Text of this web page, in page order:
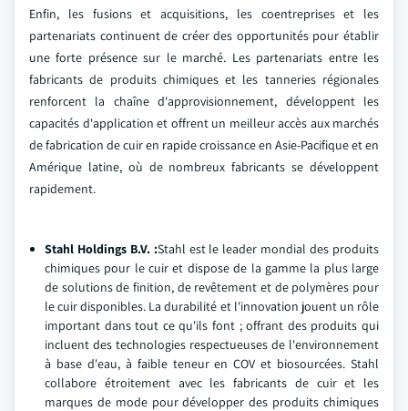
Enfin, les fusions et acquisitions, les coentreprises et les
partenariats continuent de créer des opportunités pour établir
une forte présence sur le marché. Les partenariats entre les
fabricants de produits chimiques et les tanneries régionales
renforcent la chaîne d'approvisionnement, développent les
capacités d'application et offrent un meilleur accès aux marchés
de fabrication de cuir en rapide croissance en Asie-Pacifique et en
Amérique latine, où de nombreux fabricants se développent
rapidement.
Stahl Holdings B.V. :Stahl est le leader mondial des produits
chimiques pour le cuir et dispose de la gamme la plus large
de solutions de finition, de revêtement et de polymères pour
le cuir disponibles. La durabilité et l'innovation jouent un rôle
important dans tout ce qu'ils font ; offrant des produits qui
incluent des technologies respectueuses de l'environnement
à base d'eau, à faible teneur en COV et biosourcées. Stahl
collabore étroitement avec les fabricants de cuir et les
marques de mode pour développer des produits chimiques